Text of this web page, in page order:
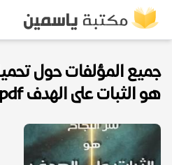
جميع المؤلفات حول
هو الثبات على الهدف pdf